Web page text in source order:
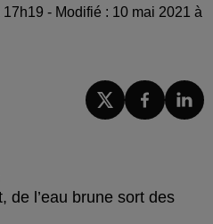
- Modifié : 10 mai 2021 à
de l’eau brune sort des